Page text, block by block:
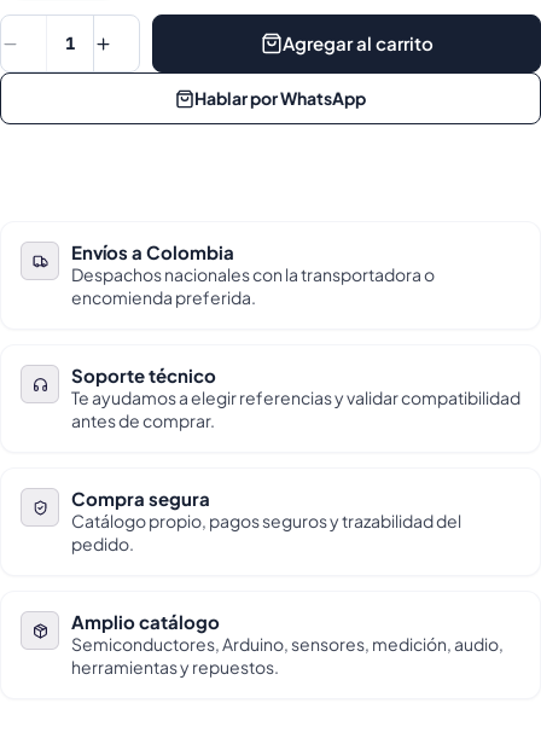
1 Agregar al carrito
Hablar por WhatsApp
Envíos a Colombia
Despachos nacionales con la transportadora o
encomienda preferida.
Soporte técnico
Te ayudamos a elegir referencias y validar compatibilidad
antes de comprar.
Compra segura
Catálogo propio, pagos seguros y trazabilidad del
pedido.
Amplio catálogo
Semiconductores, Arduino, sensores, medición, audio,
herramientas y repuestos.